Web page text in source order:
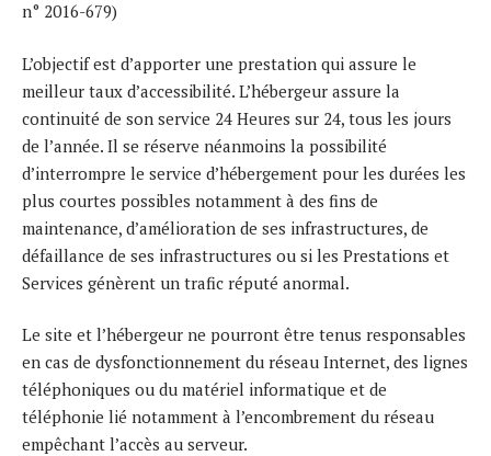
n° 2016-679)
L’objectif est d’apporter une prestation qui assure le
meilleur taux d’accessibilité. L’hébergeur assure la
continuité de son service 24 Heures sur 24, tous les jours
de l’année. Il se réserve néanmoins la possibilité
d’interrompre le service d’hébergement pour les durées les
plus courtes possibles notamment à des fins de
maintenance, d’amélioration de ses infrastructures, de
défaillance de ses infrastructures ou si les Prestations et
Services génèrent un trafic réputé anormal.
Le site et l’hébergeur ne pourront être tenus responsables
en cas de dysfonctionnement du réseau Internet, des lignes
téléphoniques ou du matériel informatique et de
téléphonie lié notamment à l’encombrement du réseau
empêchant l’accès au serveur.